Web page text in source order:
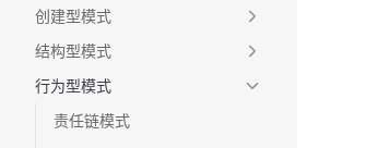
创建型模式
结构型模式
行为型模式
责任链模式